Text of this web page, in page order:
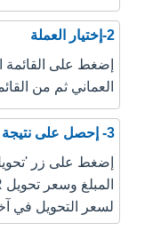
2-إختيار العملة
إضغط على القائمة
العماني ثم من
3- إحصل على نتيجة التحويل
إضغط على زر
لسعر التحويل في